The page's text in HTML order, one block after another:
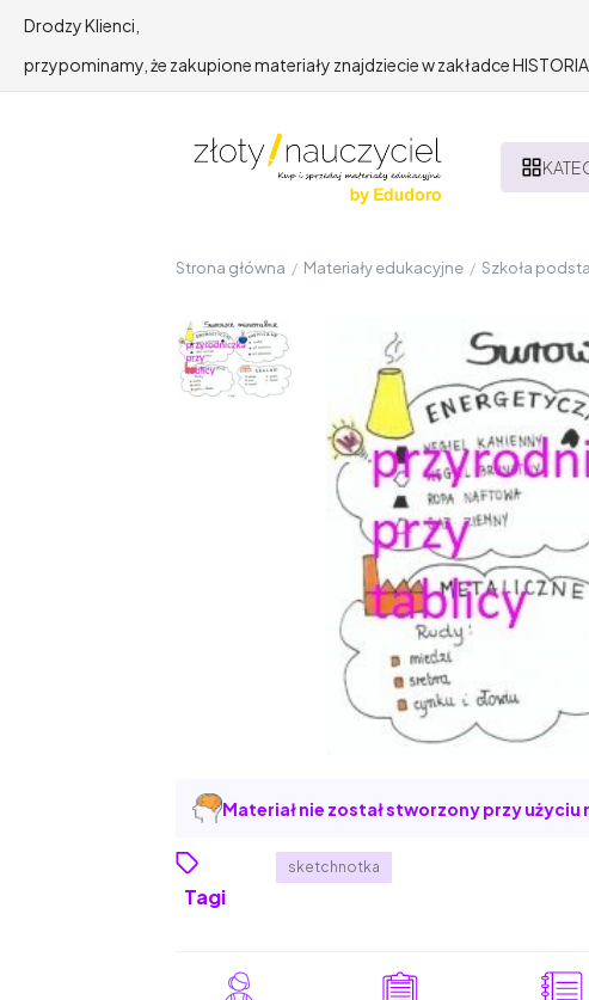
Drodzy Klienci,
przypominamy, że zakupione materiały znajdziecie w zakładce
Strona główna / Materiały edukacyjne / Szkoła
Materiał nie został stworzony przy użyciu
Tagi
sketchnotka